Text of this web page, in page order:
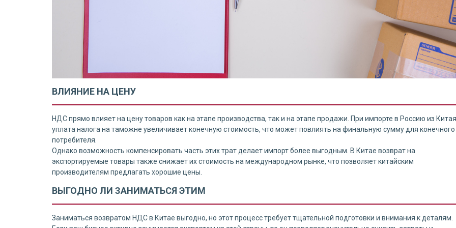
ВЛИЯНИЕ НА ЦЕНУ
НДС прямо влияет на цену товаров как на этапе производства, так и на этапе продажи. При импорте в Россию из Китая
уплата налога на таможне увеличивает конечную стоимость, что может повлиять на финальную сумму для конечного
потребителя.
Однако возможность компенсировать часть этих трат делает импорт более выгодным. В Китае возврат на
экспортируемые товары также снижает их стоимость на международном рынке, что позволяет китайским
производителям предлагать хорошие цены.
ВЫГОДНО ЛИ ЗАНИМАТЬСЯ ЭТИМ
Заниматься возвратом НДС в Китае выгодно, но этот процесс требует тщательной подготовки и внимания к деталям.